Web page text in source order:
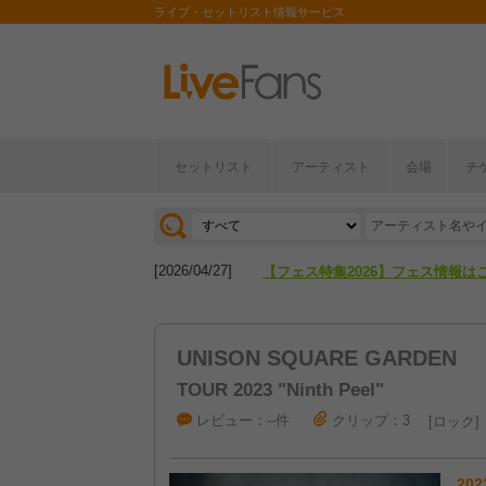
ライブ・セットリスト情報サービス
セットリスト アーティスト 会場 チ
[2026/07/28] 【ライブ動員ランキング】2026年
[2026/04/27] 【フェス特集2026】フェス情報は
UNISON SQUARE GARDEN
TOUR 2023 "Ninth Peel"
レビュー：--件 クリップ：3 ロック